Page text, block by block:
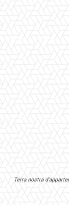
Terra nostra